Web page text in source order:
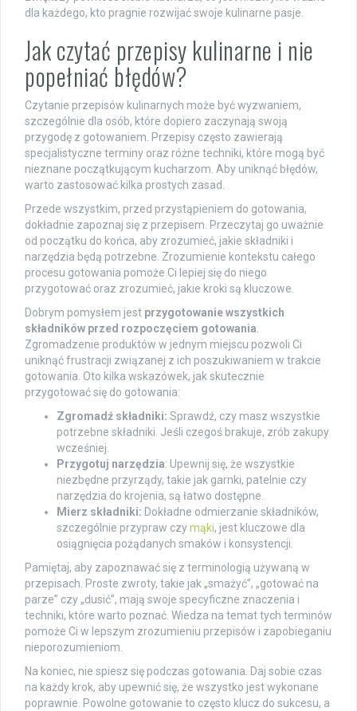
dla każdego, kto pragnie rozwijać swoje kulinarne pasje.
Jak czytać przepisy kulinarne i nie
popełniać błędów?
Czytanie przepisów kulinarnych może być wyzwaniem,
szczególnie dla osób, które dopiero zaczynają swoją
przygodę z gotowaniem. Przepisy często zawierają
specjalistyczne terminy oraz różne techniki, które mogą być
nieznane początkującym kucharzom. Aby uniknąć błędów,
warto zastosować kilka prostych zasad.
Przede wszystkim, przed przystąpieniem do gotowania,
dokładnie zapoznaj się z przepisem. Przeczytaj go uważnie
od początku do końca, aby zrozumieć, jakie składniki i
narzędzia będą potrzebne. Zrozumienie kontekstu całego
procesu gotowania pomoże Ci lepiej się do niego
przygotować oraz zrozumieć, jakie kroki są kluczowe.
Dobrym pomysłem jest przygotowanie wszystkich
składników przed rozpoczęciem gotowania.
Zgromadzenie produktów w jednym miejscu pozwoli Ci
uniknąć frustracji związanej z ich poszukiwaniem w trakcie
gotowania. Oto kilka wskazówek, jak skutecznie
przygotować się do gotowania:
Zgromadź składniki: Sprawdź, czy masz wszystkie
potrzebne składniki. Jeśli czegoś brakuje, zrób zakupy
wcześniej.
Przygotuj narzędzia: Upewnij się, że wszystkie
niezbędne przyrządy, takie jak garnki, patelnie czy
narzędzia do krojenia, są łatwo dostępne.
Mierz składniki: Dokładne odmierzanie składników,
szczególnie przypraw czymąki, jest kluczowe dla
osiągnięcia pożądanych smaków i konsystencji.
Pamiętaj, aby zapoznawać się z terminologią używaną w
przepisach. Proste zwroty, takie jak „smażyć”, „gotować na
parze” czy „dusić”, mają swoje specyficzne znaczenia i
techniki, które warto poznać. Wiedza na temat tych terminów
pomoże Ci w lepszym zrozumieniu przepisów i zapobieganiu
nieporozumieniom.
Na koniec, nie spiesz się podczas gotowania. Daj sobie czas
na każdy krok, aby upewnić się, że wszystko jest wykonane
poprawnie. Powolne gotowanie to często klucz do sukcesu, a